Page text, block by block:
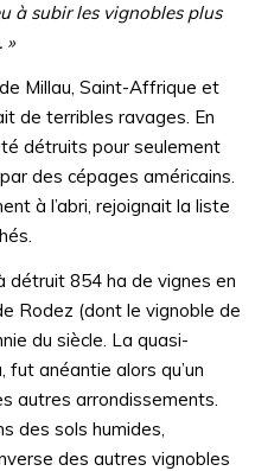
à subir les vignobles plus
»
Millau, Saint-Affrique et
de terribles ravages. En
détruits pour seulement
des cépages américains.
à l’abri, rejoignait la liste
détruit 854 ha de vignes en
Rodez (dont le vignoble de
du siècle. La quasi-
anéantie alors qu’un
autres arrondissements.
des sols humides,
des autres vignobles